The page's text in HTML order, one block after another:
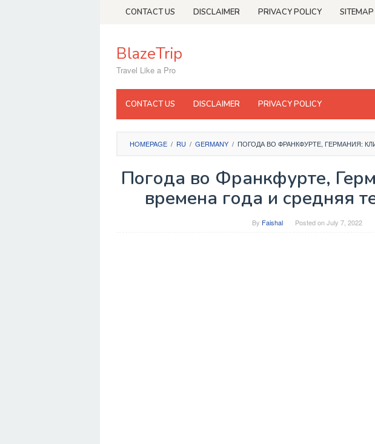
CONTACT US DISCLAIMER PRIVACY POLICY SITEMAP
BlazeTrip
Travel Like a Pro
CONTACT US DISCLAIMER PRIVACY POLICY
HOMEPAGE / RU / GERMANY / ПОГОДА ВО ФРАНКФУРТЕ, ГЕРМАНИЯ:
Погода во Франкфурте,
времена года и средняя
By Faishal Posted onJuly 7, 2022